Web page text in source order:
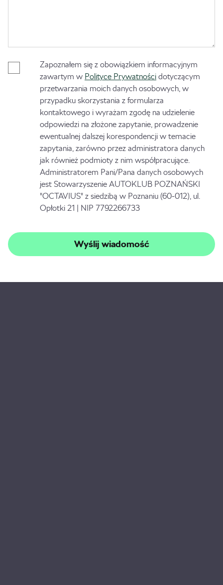
Zapoznałem się z obowiązkiem informacyjnym
zawartym w Polityce Prywatności dotyczącym
przetwarzania moich danych osobowych, w
przypadku skorzystania z formularza
kontaktowego i wyrażam zgodę na udzielenie
odpowiedzi na złożone zapytanie, prowadzenie
ewentualnej dalszej korespondencji w temacie
zapytania, zarówno przez administratora danych
jak również podmioty z nim współpracujące.
Administratorem Pani/Pana danych osobowych
jest Stowarzyszenie AUTOKLUB POZNAŃSKI
"OCTAVIUS" z siedzibą w Poznaniu (60-012), ul.
Opłotki 21 | NIP 7792266733